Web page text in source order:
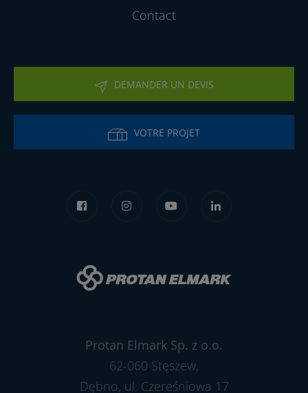
Contact
DEMANDER UN DEVIS
VOTRE PROJET
Protan Elmark Sp. z o.o.
62-060 Stęszew,
Dębno, ul. Czereśniowa 17